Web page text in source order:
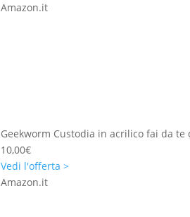
Amazon.it
Geekworm Custodia in acrilico fai da te
10,00€
Vedi l'offerta >
Amazon.it